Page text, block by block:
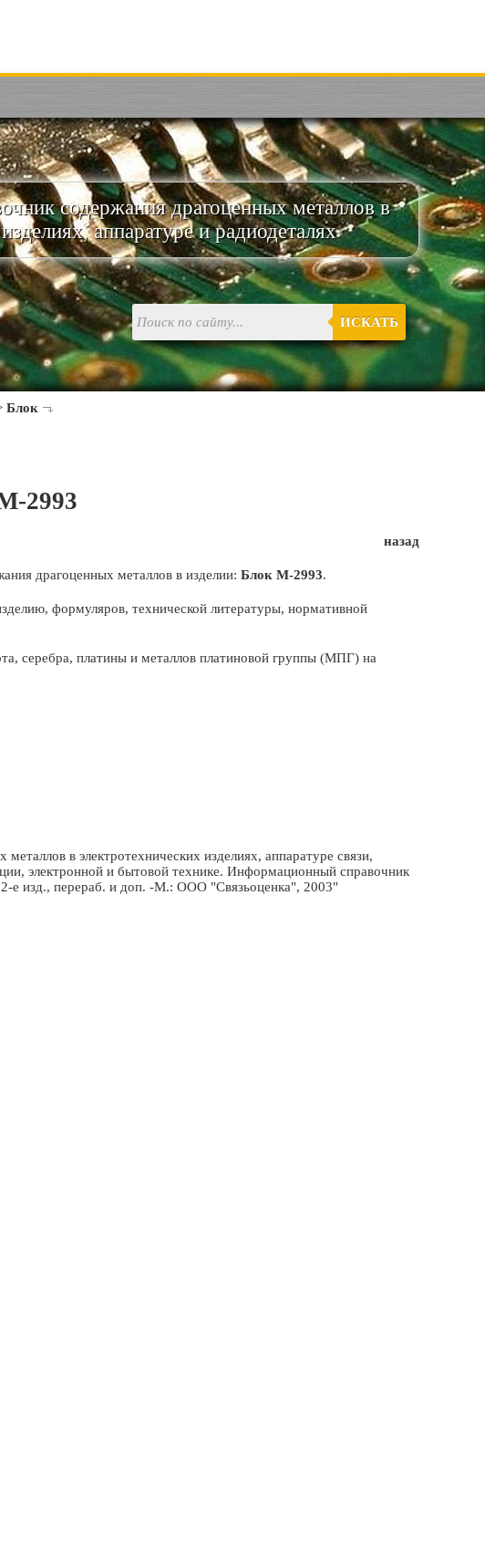
содержания драгоценных металлов в
изделиях, аппаратуре и радиодеталях
ИСКАТЬ
Блок
2993
назад
драгоценных металлов в изделии: Блок М-2993.
формуляров, технической литературы, нормативной
серебра, платины и металлов платиновой группы (МПГ) на
в электротехнических изделиях, аппаратуре связи,
электронной и бытовой технике. Информационный справочник
е изд., перераб. и доп. -М.: ООО "Связьоценка", 2003"